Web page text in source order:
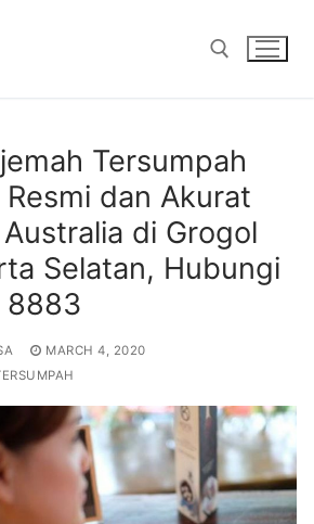
Tersumpah
dan Akurat
di Grogol
Selatan, Hubungi
8883
MARCH 4, 2020